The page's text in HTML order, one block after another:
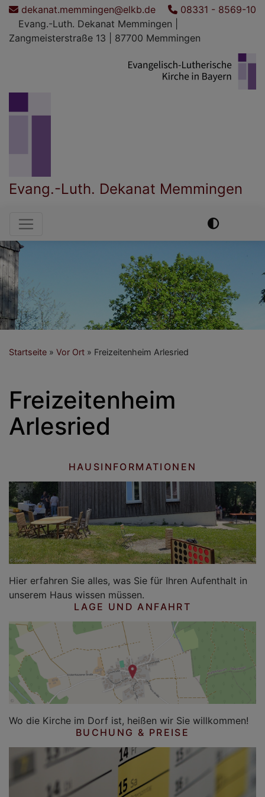
Direkt
Inhalt
dekanat.memmingen@elkb.de
08331 - 8569-10
Evang.-Luth. Dekanat Memmingen |
Zangmeisterstraße 13 | 87700 Memmingen
Evang.-Luth. Dekanat Memmingen
Hauptnavigation
Startseite Vor Ort Freizeitenheim Arlesried
Freizeitenheim
Arlesried
HAUSINFORMATIONEN
Hier erfahren Sie alles, was Sie für Ihren Aufenthalt in
unserem Haus wissen müssen.
LAGE UND ANFAHRT
Wo die Kirche im Dorf ist, heißen wir Sie willkommen!
BUCHUNG & PREISE